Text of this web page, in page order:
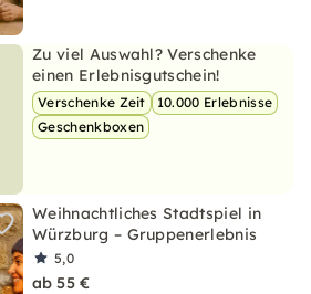
Zu viel Auswahl? Verschenke
einen Erlebnisgutschein!
Verschenke Zeit
10.000 Erlebnisse
Geschenkboxen
Weihnachtliches Stadtspiel in
Würzburg – Gruppenerlebnis
5,0
ab 55 €